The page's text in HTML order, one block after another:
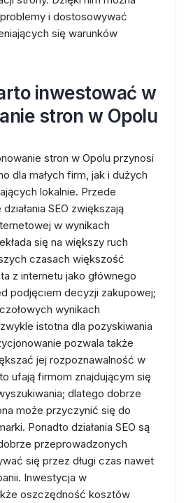
i dostosowywać
się warunków
inwestować w
stron w Opolu
stron w Opolu przynosi
dla małych firm, jak i dużych
lokalnie. Przede
SEO zwiększają
w wynikach
się na większy ruch
czasach większość
z internetu jako głównego
podjęciem decyzji zakupowej;
wynikach
istotna dla pozyskiwania
pozwala także
jej rozpoznawalność w
ufają firmom znajdującym się
dlatego dobrze
może przyczynić się do
Ponadto działania SEO są
przeprowadzonych
się przez długi czas nawet
Inwestycja w
oszczędność kosztów